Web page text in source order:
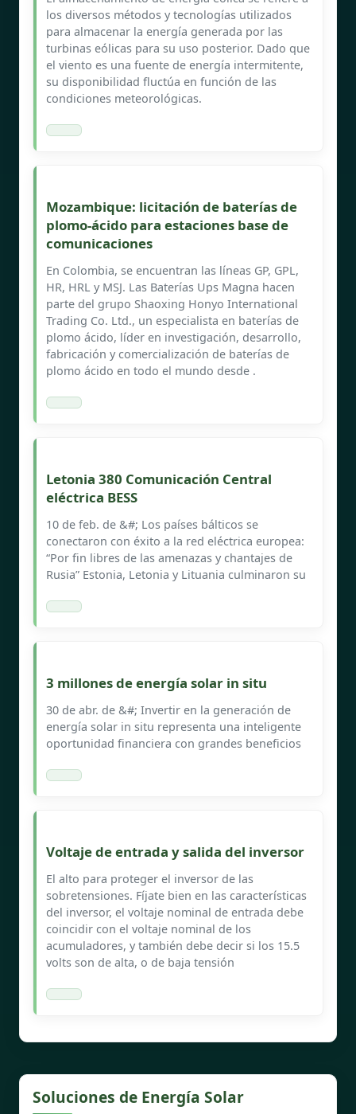
los diversos métodos y tecnologías utilizados
para almacenar la energía generada por las
turbinas eólicas para su uso posterior. Dado que
el viento es una fuente de energía intermitente,
su disponibilidad fluctúa en función de las
condiciones meteorológicas.
Mozambique: licitación de baterías de
plomo-ácido para estaciones base de
comunicaciones
En Colombia, se encuentran las líneas GP, GPL,
HR, HRL y MSJ. Las Baterías Ups Magna hacen
parte del grupo Shaoxing Honyo International
Trading Co. Ltd., un especialista en baterías de
plomo ácido, líder en investigación, desarrollo,
fabricación y comercialización de baterías de
plomo ácido en todo el mundo desde .
Letonia 380 Comunicación Central
eléctrica BESS
10 de feb. de &#; Los países bálticos se
conectaron con éxito a la red eléctrica europea:
“Por fin libres de las amenazas y chantajes de
Rusia” Estonia, Letonia y Lituania culminaron su
3 millones de energía solar in situ
30 de abr. de &#; Invertir en la generación de
energía solar in situ representa una inteligente
oportunidad financiera con grandes beneficios
Voltaje de entrada y salida del inversor
El alto para proteger el inversor de las
sobretensiones. Fíjate bien en las características
del inversor, el voltaje nominal de entrada debe
coincidir con el voltaje nominal de los
acumuladores, y también debe decir si los 15.5
volts son de alta, o de baja tensión
Soluciones de Energía Solar